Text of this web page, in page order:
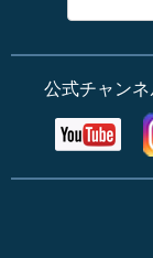
公式チャンネ